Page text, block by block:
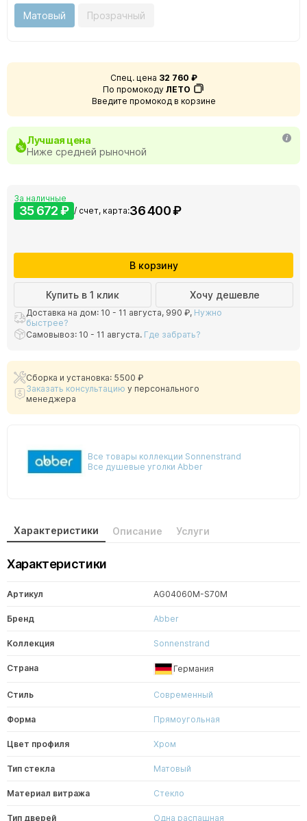
Матовый Прозрачный
Спец. цена 32 760 ₽
По промокоду ЛЕТО
Введите промокод в корзине
Лучшая цена
Ниже средней рыночной
За наличные
35 672 ₽ / счет, карта:36 400 ₽
В корзину
Купить в 1 клик Хочу дешевле
Доставка на дом: 10 - 11 августа, 990 ₽, Нужно
быстрее?
Самовывоз: 10 - 11 августа. Где забрать?
Сборка и установка: 5500 ₽
Заказать консультацию у персонального
менеджера
Все товары коллекции Sonnenstrand
Все душевые уголки Abber
Характеристики Описание Услуги
Характеристики
Артикул AG04060M-S70M
Бренд Abber
Коллекция Sonnenstrand
Страна Германия
Стиль Современный
Форма Прямоугольная
Цвет профиля Хром
Тип стекла Матовый
Материал витража Стекло
Тип дверей Одна распашная